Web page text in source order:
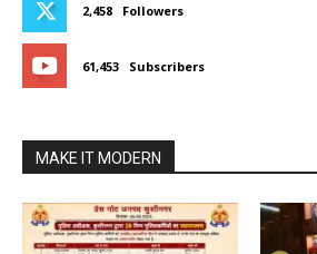
2,458 Followers
61,453 Subscribers
MAKE IT MODERN